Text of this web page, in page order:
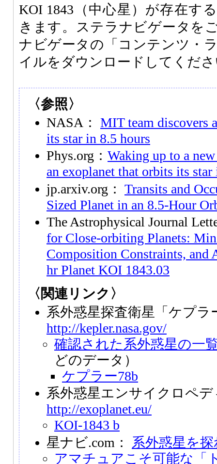
KOI 1843（中心星）が存在す
きます。ステラナビゲータを
ナビゲータの「コンテンツ・
イルをダウンロードしてくだ
〈参照〉
NASA： MIT team discovers
its star in 8.5 hours
Phys.org： Waking up to a
an exoplanet that orbits its
jp.arxiv.org： Transits and
Sized Planet in an 8.5-Hour
The Astrophysical Journal
for Close-orbiting Planets:
Composition Constraints, and
hr Planet KOI 1843.03
〈関連リンク〉
系外惑星探査衛星「ケプラ
http://kepler.nasa.gov/
確認された系外惑星の一
どのデータ）
ケプラー78b
系外惑星エンサイクロペデ
http://exoplanet.eu/
KOI-1843 b
星ナビ.com： 系外惑星を
アマチュアこそ可能な「